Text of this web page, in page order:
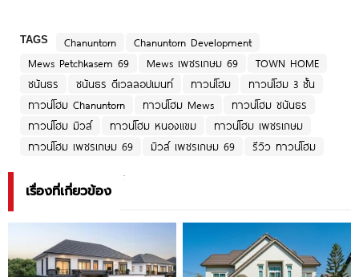
TAGS Chanuntorn
Chanuntorn Development
Mews Petchkasem 69
Mews เพชรเกษม 69
TOWN HOME
ชนันธร
ชนันธร ดีเวลลอปเมนท์ ทาวน์โฮม
ทาวน์โฮม 3 ชั้น
ทาวน์โฮม Chanuntorn
ทาวน์โฮม Mews
ทาวน์โฮม ชนันธร
ทาวน์โฮม มิวส์
ทาวน์โฮม หนองแขม
ทาวน์โฮม เพชรเกษม
ทาวน์โฮม เพชรเกษม 69
มิวส์ เพชรเกษม 69 รีวิว ทาวน์โฮม
เรื่องที่เกี่ยวข้อง